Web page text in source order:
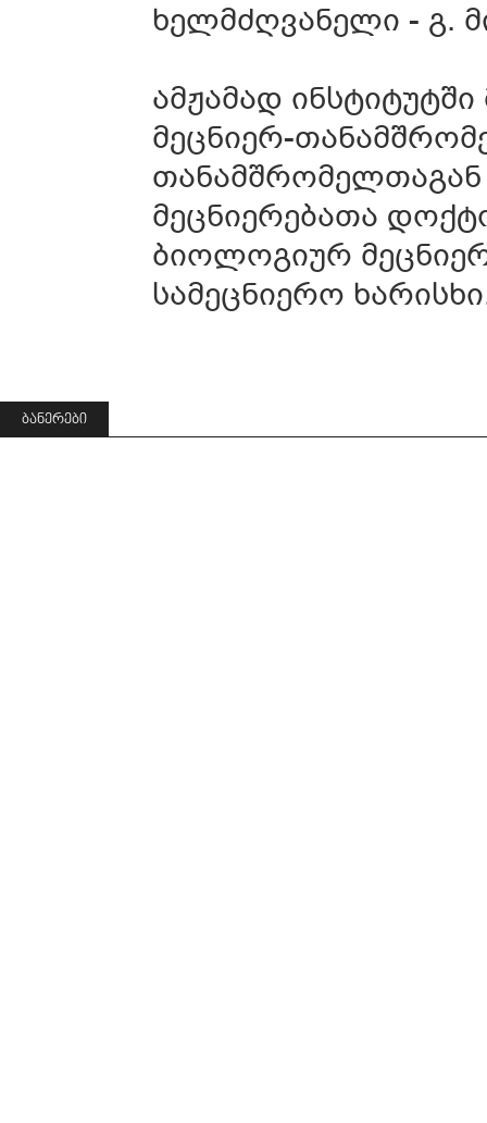
ხელმძღვანელი - გ.
ამჟამად
მეცნიერ-
მეცნიერებათა
ბიოლოგიურ
სამეცნიერო
ᲑᲐᲜᲔᲠᲔᲑᲘ